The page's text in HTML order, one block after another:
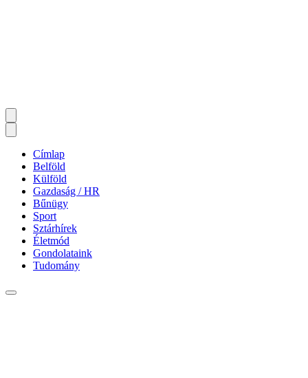
Címlap
Belföld
Külföld
Gazdaság / HR
Bűnügy
Sport
Sztárhírek
Életmód
Gondolataink
Tudomány